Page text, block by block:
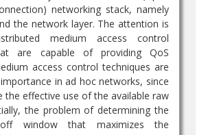
networking stack, namely
the network layer. The attention is
medium access control
are capable of providing QoS
access control techniques are
in ad hoc networks, since
the effective use of the available raw
the problem of determining the
window that maximizes the